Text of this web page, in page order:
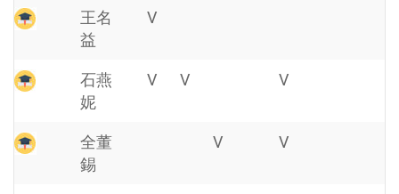
王名
益
V
石燕
妮
V V V
全董
錫
V V